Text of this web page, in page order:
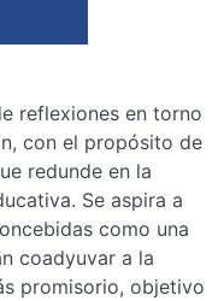
reflexiones en torno
con el propósito de
redunde en la
Se aspira a
como una
coadyuvar a la
promisorio, objetivo